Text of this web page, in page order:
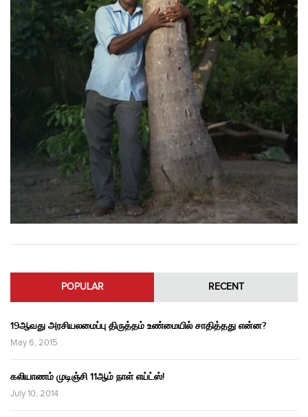
POPULAR RECENT
19ஆவது அரசியலமைப்பு திருத்தம் உண்மையில் சாதித்தது என்ன?
May 6, 2015
கலியாணம் முடிஞ்சி 11ஆம் நாள் எய்ட்ஸ்!
July 10, 2014